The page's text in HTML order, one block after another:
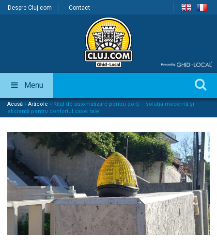
Despre Cluj.com Contact
Menu
Acasă » Articole » Kitul de automatizare pentru porţi – soluţia modernă şi
eficientă pentru confortul casei tale